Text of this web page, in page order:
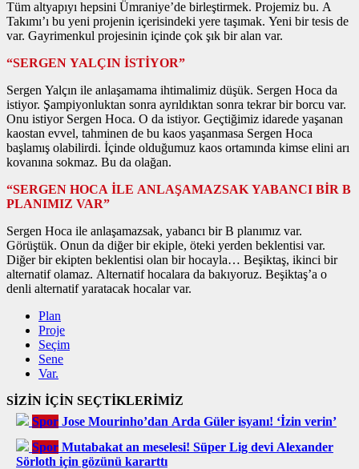
Tüm altyapıyı hepsini Ümraniye’de birleştirmek. Projemiz bu. A
Takımı’ı bu yeni projenin içerisindeki yere taşımak. Yeni bir tesis de
var. Gayrimenkul projesinin içinde çok şık bir alan var.
“SERGEN YALÇIN İSTİYOR”
Sergen Yalçın ile anlaşamama ihtimalimiz düşük. Sergen Hoca da
istiyor. Şampiyonluktan sonra ayrıldıktan sonra tekrar bir borcu var.
Onu istiyor Sergen Hoca. O da istiyor. Geçtiğimiz idarede yaşanan
kaostan evvel, tahminen de bu kaos yaşanmasa Sergen Hoca
başlamış olabilirdi. İçinde olduğumuz kaos ortamında kimse elini arı
kovanına sokmaz. Bu da olağan.
“SERGEN HOCA İLE ANLAŞAMAZSAK YABANCI BİR B
PLANIMIZ VAR”
Sergen Hoca ile anlaşamazsak, yabancı bir B planımız var.
Görüştük. Onun da diğer bir ekiple, öteki yerden beklentisi var.
Diğer bir ekipten beklentisi olan bir hocayla… Beşiktaş, ikinci bir
alternatif olamaz. Alternatif hocalara da bakıyoruz. Beşiktaş’a o
denli alternatif yaratacak hocalar var.
Plan
Proje
Seçim
Sene
Var.
SİZİN İÇİN SEÇTİKLERİMİZ
Spor Jose Mourinho’dan Arda Güler isyanı! ‘İzin verin’
Spor Mutabakat an meselesi! Süper Lig devi Alexander
Sörloth için gözünü kararttı